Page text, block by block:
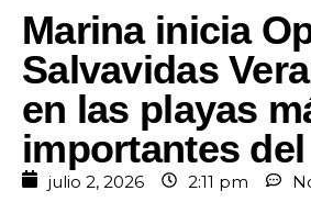
Marina inicia
Salvavidas
en las playas
importantes
julio 2, 2026 2:11 pm